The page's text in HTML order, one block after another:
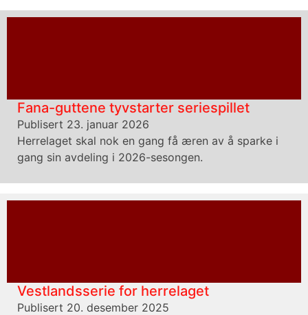
Fana-guttene tyvstarter seriespillet
Publisert 23. januar 2026
Herrelaget skal nok en gang få æren av å sparke i
gang sin avdeling i 2026-sesongen.
Vestlandsserie for herrelaget
Publisert 20. desember 2025